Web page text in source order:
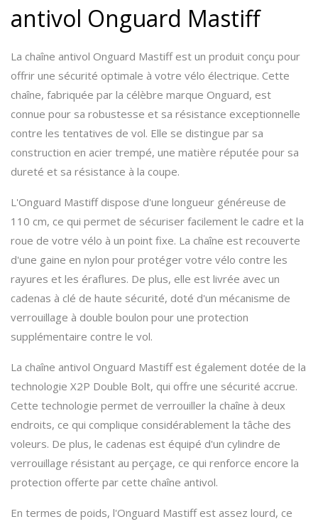
antivol Onguard Mastiff
La chaîne antivol Onguard Mastiff est un produit conçu pour
offrir une sécurité optimale à votre vélo électrique. Cette
chaîne, fabriquée par la célèbre marque Onguard, est
connue pour sa robustesse et sa résistance exceptionnelle
contre les tentatives de vol. Elle se distingue par sa
construction en acier trempé, une matière réputée pour sa
dureté et sa résistance à la coupe.
L'Onguard Mastiff dispose d'une longueur généreuse de
110 cm, ce qui permet de sécuriser facilement le cadre et la
roue de votre vélo à un point fixe. La chaîne est recouverte
d'une gaine en nylon pour protéger votre vélo contre les
rayures et les éraflures. De plus, elle est livrée avec un
cadenas à clé de haute sécurité, doté d'un mécanisme de
verrouillage à double boulon pour une protection
supplémentaire contre le vol.
La chaîne antivol Onguard Mastiff est également dotée de la
technologie X2P Double Bolt, qui offre une sécurité accrue.
Cette technologie permet de verrouiller la chaîne à deux
endroits, ce qui complique considérablement la tâche des
voleurs. De plus, le cadenas est équipé d'un cylindre de
verrouillage résistant au perçage, ce qui renforce encore la
protection offerte par cette chaîne antivol.
En termes de poids, l'Onguard Mastiff est assez lourd, ce